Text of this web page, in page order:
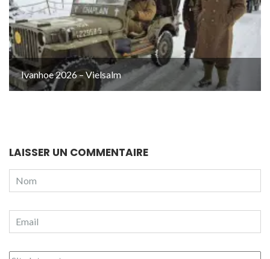
Ivanhoe 2026 – Vielsalm
LAISSER UN COMMENTAIRE